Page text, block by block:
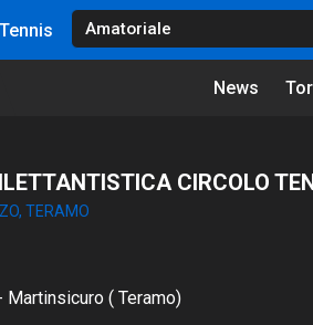
Tennis
News
CIRCOLO
TERAMO
Martinsicuro ( Teramo)